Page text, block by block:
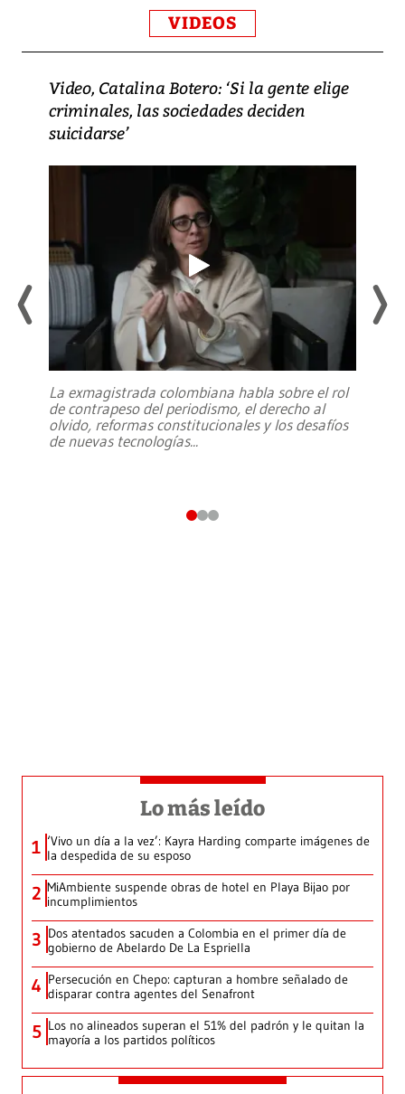
VIDEOS
Video, Catalina Botero: ‘Si la gente elige
criminales, las sociedades deciden
suicidarse’
La exmagistrada colombiana habla sobre el rol
de contrapeso del periodismo, el derecho al
olvido, reformas constitucionales y los desafíos
de nuevas tecnologías...
Lo más leído
1 ‘Vivo un día a la vez’: Kayra Harding comparte imágenes de
la despedida de su esposo
2 MiAmbiente suspende obras de hotel en Playa Bijao por
incumplimientos
3 Dos atentados sacuden a Colombia en el primer día de
gobierno de Abelardo De La Espriella
4 Persecución en Chepo: capturan a hombre señalado de
disparar contra agentes del Senafront
5 Los no alineados superan el 51% del padrón y le quitan la
mayoría a los partidos políticos